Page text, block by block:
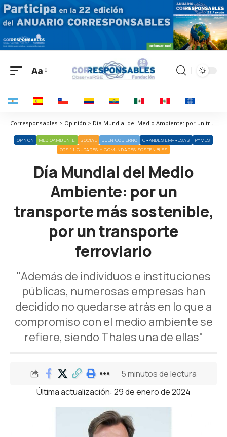
Aa
Corresponsables > Opinión > Día Mundial del Medio Ambiente: por un transporte más sostenible, por un transporte ferroviario
OPINIÓN MEDIOAMBIENTE SOCIAL BUEN GOBIERNO GRANDES EMPRESAS
PYMES
ODS 11 CIUDADES Y COMUNIDADES SOSTENIBLES
Día Mundial del Medio
Ambiente: por un
transporte más sostenible,
por un transporte
ferroviario
"Además de individuos e instituciones
públicas, numerosas empresas han
decidido no quedarse atrás en lo que a
compromiso con el medio ambiente se
refiere, siendo Thales una de ellas"
Última actualización: 29 de enero de 2024
5 minutos de lectura